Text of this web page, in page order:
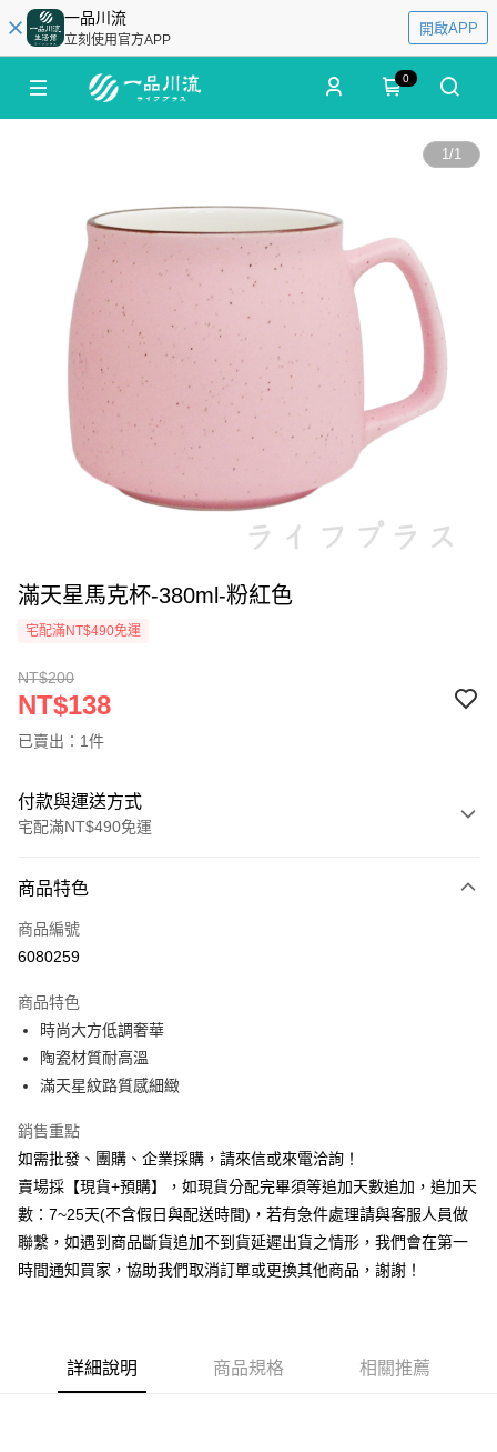
一品川流
立刻使用官方APP
開啟APP
0
1/1
滿天星馬克杯-380ml-粉紅色
宅配滿NT$490免運
NT$200
NT$138
已賣出：1件
付款與運送方式
宅配滿NT$490免運
信用卡一次付款
信用卡分期付款
合作金庫商業銀行
華南商業銀行
上海商業儲蓄銀行
國泰世華商業銀行
匯豐（台灣）商業銀行
聯邦商業銀行
遠東國際商業銀行
元大商業銀行
永豐商業銀行
台新國際商業銀行
中國信託商業銀行
台灣樂天信用卡公司
6 期 0 利率 每期
華南商業銀行
上海商業儲蓄銀行
臺灣中小企業銀行
匯豐（台灣）商業銀行
華泰商業銀行
聯邦商業銀行
遠東國際商業銀行
元大商業銀行
永豐商業銀行
玉山商業銀行
星展（台灣）商業銀行
台灣樂天信用卡公司
12 期 0 利率 每期
合作金庫商業銀行
上海商業儲蓄銀行
國泰世華商業銀行
兆豐國際商業銀行
臺灣中小企業銀行
台中商業銀行
匯豐（台灣）商業銀行
華泰商業銀行
聯邦商業銀行
遠東國際商業銀行
元大商業銀行
永豐商業銀行
玉山商業銀行
星展（台灣）商業銀行
LINE Pay
街口支付
悠遊付
全盈+PAY
AFTEE先享後付
相關說明
１．簡單：不需註冊會員、不需綁卡、不需儲值。
２．便利：只要手機號碼，簡訊認證，即可結帳。
貨到付款
商品特色
商品編號
6080259
商品特色
時尚大方低調奢華
陶瓷材質耐高溫
滿天星紋路質感細緻
銷售重點
如需批發、團購、企業採購，請來信或來電洽詢！
賣場採【現貨+預購】，如現貨分配完畢須等追加天數追加，追加天
數：7~25天(不含假日與配送時間)，若有急件處理請與客服人員做
聯繫，如遇到商品斷貨追加不到貨延遲出貨之情形，我們會在第一
時間通知買家，協助我們取消訂單或更換其他商品，謝謝！
詳細說明 商品規格 相關推薦